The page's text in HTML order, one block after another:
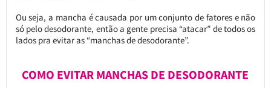
Ou seja, a mancha é causada por um conjunto de fatores e não
só pelo desodorante, então a gente precisa “atacar” de todos os
lados pra evitar as “manchas de desodorante”.
COMO EVITAR MANCHAS DE DESODORANTE